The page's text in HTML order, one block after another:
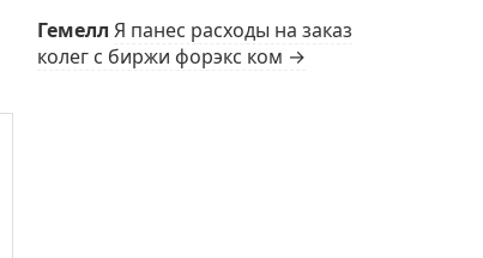
Гемелл Я панес расходы на заказ
колег с биржи форэкс ком →